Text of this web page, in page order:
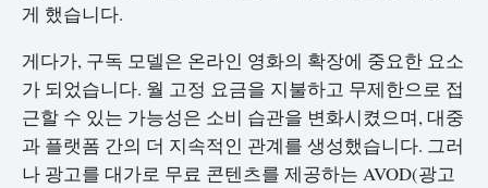
게 했습니다.
게다가, 구독 모델은 온라인 영화의 확장에 중요한 요소
가 되었습니다. 월 고정 요금을 지불하고 무제한으로 접
근할 수 있는 가능성은 소비 습관을 변화시켰으며, 대중
과 플랫폼 간의 더 지속적인 관계를 생성했습니다. 그러
나 광고를 대가로 무료 콘텐츠를 제공하는 AVOD(광고